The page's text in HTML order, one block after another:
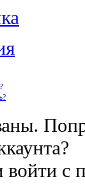
войти с